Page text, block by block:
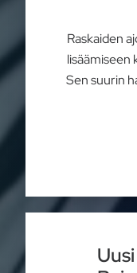
Raskaiden
lisäämiseen
Sen suurin